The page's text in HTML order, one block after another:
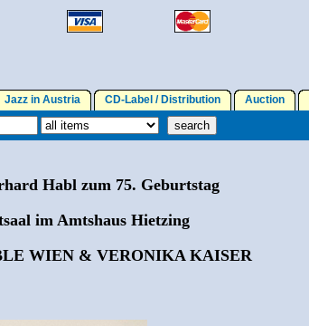
Jazz in Austria CD-Label / Distribution Auction
Habl zum 75. Geburtstag
im Amtshaus Hietzing
WIEN & VERONIKA KAISER